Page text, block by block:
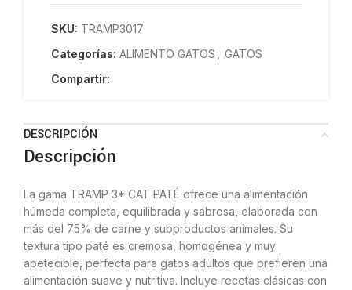
SKU: TRAMP3017
Categorías: ALIMENTO GATOS
GATOS
Compartir:
DESCRIPCIÓN
Descripción
La gama TRAMP 3* CAT PATÉ ofrece una alimentación
húmeda completa, equilibrada y sabrosa, elaborada con
más del 75% de carne y subproductos animales. Su
textura tipo paté es cremosa, homogénea y muy
apetecible, perfecta para gatos adultos que prefieren una
alimentación suave y nutritiva. Incluye recetas clásicas con